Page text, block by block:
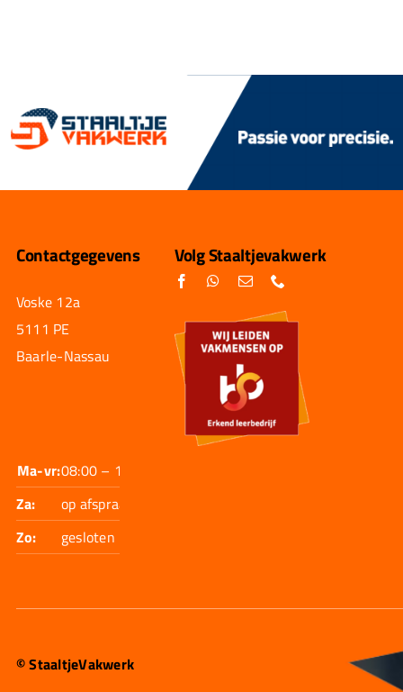
Contactgegevens
Voske 12a
5111 PE
Baarle-Nassau
Ma-vr:08:00 – 17:30
Za:
op afspraak
Zo:
gesloten
Volg Staaltjevakwerk
© StaaltjeVakwerk